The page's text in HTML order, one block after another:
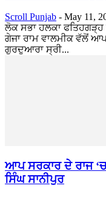
Scroll Punjab - May 11,
ਲੋਕ ਸਭਾ ਹਲਕਾ ਫਤਿਹਗੜ੍ਹ
ਗੇਜਾ ਰਾਮ ਵਾਲਮੀਕ ਵੱਲੋਂ
ਗੁਰਦੁਆਰਾ ਸ੍ਰੀ...
ਆਪ ਸਰਕਾਰ ਦੇ ਰਾਜ
ਸਿੰਘ ਸਾਨੀਪੁਰ